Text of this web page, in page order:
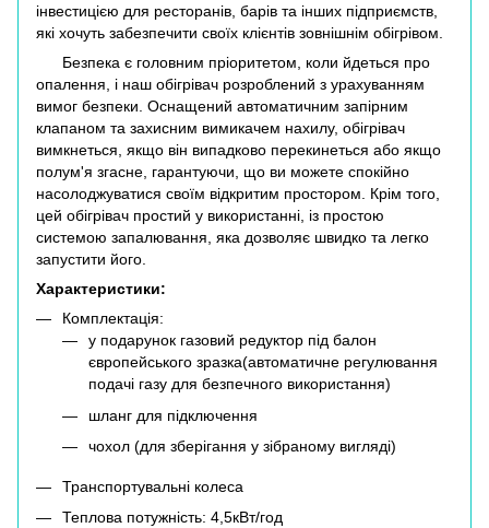
інвестицією для ресторанів, барів та інших підприємств,
які хочуть забезпечити своїх клієнтів зовнішнім обігрівом.
Безпека є головним пріоритетом, коли йдеться про
опалення, і наш обігрівач розроблений з урахуванням
вимог безпеки. Оснащений автоматичним запірним
клапаном та захисним вимикачем нахилу, обігрівач
вимкнеться, якщо він випадково перекинеться або якщо
полум'я згасне, гарантуючи, що ви можете спокійно
насолоджуватися своїм відкритим простором. Крім того,
цей обігрівач простий у використанні, із простою
системою запалювання, яка дозволяє швидко та легко
запустити його.
Характеристики:
Комплектація:
у подарунок газовий редуктор під балон
європейського зразка(автоматичне регулювання
подачі газу для безпечного використання)
шланг для підключення
чохол (для зберігання у зібраному вигляді)
Транспортувальні колеса
Теплова потужність: 4,5кВт/год